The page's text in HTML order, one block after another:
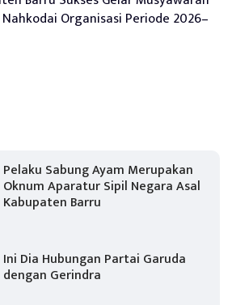
Organisasi Periode 2026–
Pelaku Sabung Ayam Merupakan
Oknum Aparatur Sipil Negara Asal
Kabupaten Barru
Ini Dia Hubungan Partai Garuda
dengan Gerindra